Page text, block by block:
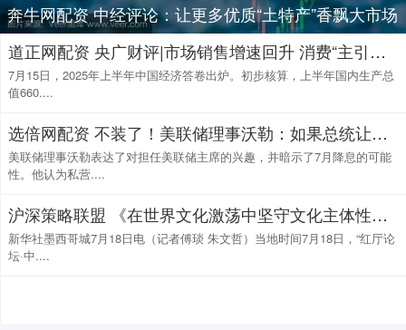
奔牛网配资 中经评论：让更多优质“土特产”香飘大市场
道正网配资 央广财评|市场销售增速回升 消费“主引擎”燃动经济活力_大皖新闻 | 安徽网
7月15日，2025年上半年中国经济答卷出炉。初步核算，上半年国内生产总
值660....
选倍网配资 不装了！美联储理事沃勒：如果总统让我担任美联储主席，我会答应 降息立场坚定
美联储理事沃勒表达了对担任美联储主席的兴趣，并暗示了7月降息的可能
性。他认为私营....
沪深策略联盟 《在世界文化激荡中坚守文化主体性——中国式现代化发展道路的精神基石》智库报告在墨西哥发布
新华社墨西哥城7月18日电（记者傅琰 朱文哲）当地时间7月18日，“红厅论
坛·中....